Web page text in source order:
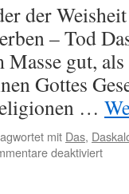
der
– Tod Das
gut,
Gottes
…
mit Das,
deaktiviertfür